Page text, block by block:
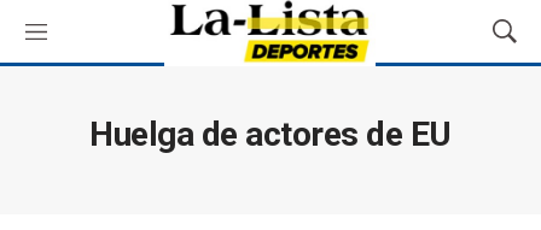
M
e
M
o
Huelga de actores de EU